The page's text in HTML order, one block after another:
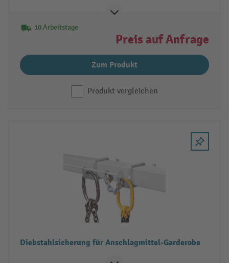
10 Arbeitstage
Preis auf Anfrage
Zum Produkt
Produkt vergleichen
Diebstahlsicherung für Anschlagmittel-Garderobe